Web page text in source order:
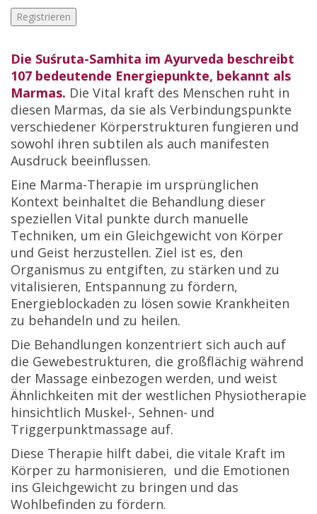
Die Suśruta-Samhita im Ayurveda beschreibt
107 bedeutende Energiepunkte, bekannt als
Marmas. Die Vital kraft des Menschen ruht in
diesen Marmas, da sie als Verbindungspunkte
verschiedener Körperstrukturen fungieren und
sowohl ihren subtilen als auch manifesten
Ausdruck beeinflussen.
Eine Marma-Therapie im ursprünglichen
Kontext beinhaltet die Behandlung dieser
speziellen Vital punkte durch manuelle
Techniken, um ein Gleichgewicht von Körper
und Geist herzustellen. Ziel ist es, den
Organismus zu entgiften, zu stärken und zu
vitalisieren, Entspannung zu fördern,
Energieblockaden zu lösen sowie Krankheiten
zu behandeln und zu heilen.
Die Behandlungen konzentriert sich auch auf
die Gewebestrukturen, die großflächig während
der Massage einbezogen werden, und weist
Ähnlichkeiten mit der westlichen Physiotherapie
hinsichtlich Muskel-, Sehnen- und
Triggerpunktmassage auf.
Diese Therapie hilft dabei, die vitale Kraft im
Körper zu harmonisieren, und die Emotionen
ins Gleichgewicht zu bringen und das
Wohlbefinden zu fördern.